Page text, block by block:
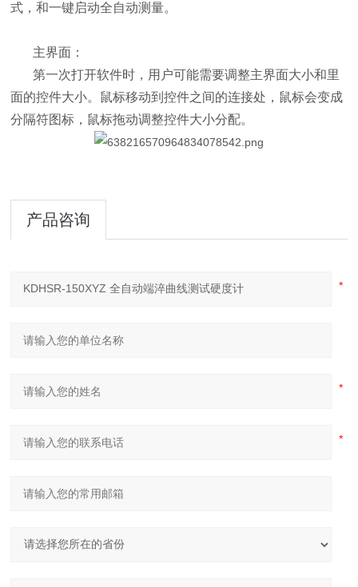
式，和一键启动全自动测量。
主界面：
第一次打开软件时，用户可能需要调整主界面大小和里
面的控件大小。鼠标移动到控件之间的连接处，鼠标会变成
分隔符图标，鼠标拖动调整控件大小分配。
产品咨询